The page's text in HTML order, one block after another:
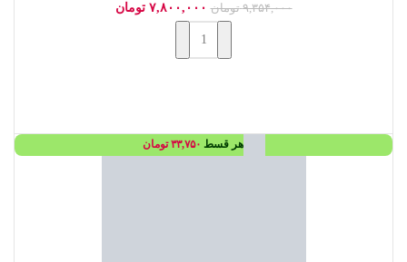
۹,۳۵۴,۰۰۰ تومان ۷,۸۰۰,۰۰۰ تومان
هر قسط ۳۳,۷۵۰ تومان